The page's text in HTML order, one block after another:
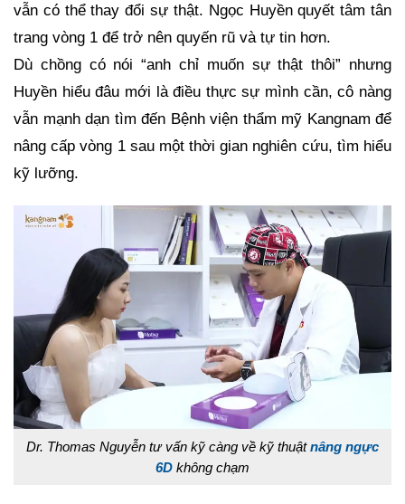
vẫn có thể thay đổi sự thật. Ngọc Huyền quyết tâm tân
trang vòng 1 để trở nên quyến rũ và tự tin hơn.
Dù chồng có nói “anh chỉ muốn sự thật thôi” nhưng
Huyền hiểu đâu mới là điều thực sự mình cần, cô nàng
vẫn mạnh dạn tìm đến Bệnh viện thẩm mỹ Kangnam để
nâng cấp vòng 1 sau một thời gian nghiên cứu, tìm hiểu
kỹ lưỡng.
Dr. Thomas Nguyễn tư vấn kỹ càng về kỹ thuậtnâng ngực
6D không chạm